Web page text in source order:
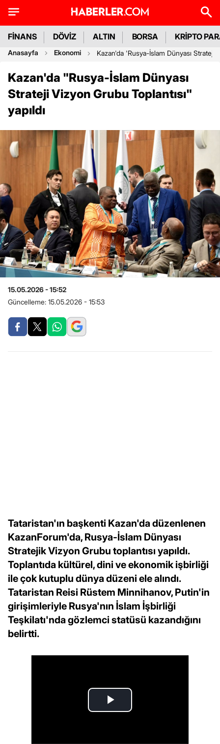
FİNANS DÖVİZ ALTIN BORSA KRİPTO
Anasayfa Ekonomi Kazan'da 'Rusya-İslam Dünyası Strateji
Kazan'da "Rusya-İslam Dünyası
Strateji Vizyon Grubu Toplantısı"
yapıldı
15.05.2026 - 15:52
Güncelleme: 15.05.2026 - 15:53
Tataristan'ın başkenti Kazan'da düzenlenen
KazanForum'da, Rusya-İslam Dünyası
Stratejik Vizyon Grubu toplantısı yapıldı.
Toplantıda kültürel, dini ve ekonomik işbirliği
ile çok kutuplu dünya düzeni ele alındı.
Tataristan Reisi Rüstem Minnihanov, Putin'in
girişimleriyle Rusya'nın İslam İşbirliği
Teşkilatı'nda gözlemci statüsü kazandığını
belirtti.